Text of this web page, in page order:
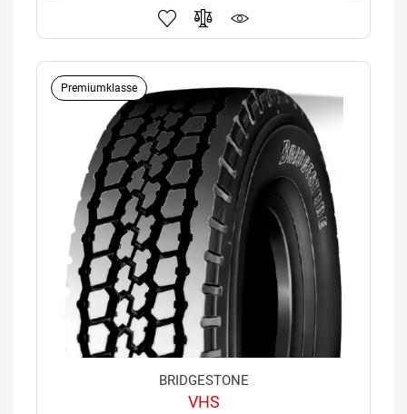
Premiumklasse
BRIDGESTONE
VHS